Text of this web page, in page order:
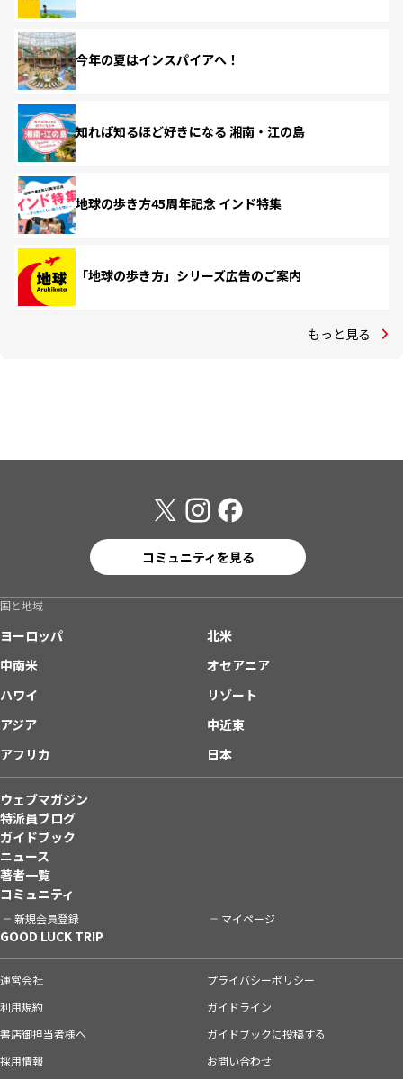
今年の夏はインスパイアへ！
知れば知るほど好きになる 湘南・江の島
地球の歩き方45周年記念 インド特集
「地球の歩き方」シリーズ広告のご案内
もっと見る
コミュニティを見る
国と地域
ヨーロッパ
北米
中南米
オセアニア
ハワイ
リゾート
アジア
中近東
アフリカ
日本
ウェブマガジン
特派員ブログ
ガイドブック
ニュース
著者一覧
コミュニティ
新規会員登録 マイページ
GOOD LUCK TRIP
運営会社
プライバシーポリシー
利用規約
ガイドライン
書店御担当者様へ
ガイドブックに投稿する
採用情報
お問い合わせ